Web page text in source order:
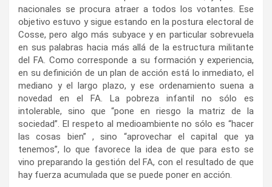
nacionales se procura atraer a todos los votantes. Ese
objetivo estuvo y sigue estando en la postura electoral de
Cosse, pero algo más subyace y en particular sobrevuela
en sus palabras hacia más allá de la estructura militante
del FA. Como corresponde a su formación y experiencia,
en su definición de un plan de acción está lo inmediato, el
mediano y el largo plazo, y ese ordenamiento suena a
novedad en el FA. La pobreza infantil no sólo es
intolerable, sino que “pone en riesgo la matriz de la
sociedad”. El respeto al medioambiente no sólo es “hacer
las cosas bien” , sino “aprovechar el capital que ya
tenemos”, lo que favorece la idea de que para esto se
vino preparando la gestión del FA, con el resultado de que
hay fuerza acumulada que se puede poner en acción.